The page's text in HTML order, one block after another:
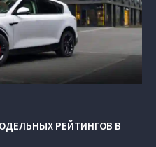
РЕЙТИНГОВ В